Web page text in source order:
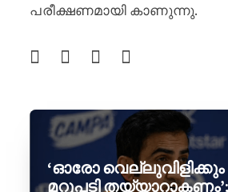
പരീക്ഷണമായി കാണുന്നു.
‘ഓരോ വെല്ലുവിളിക്കും
മറുപടി തയ്യാറാകണം’;